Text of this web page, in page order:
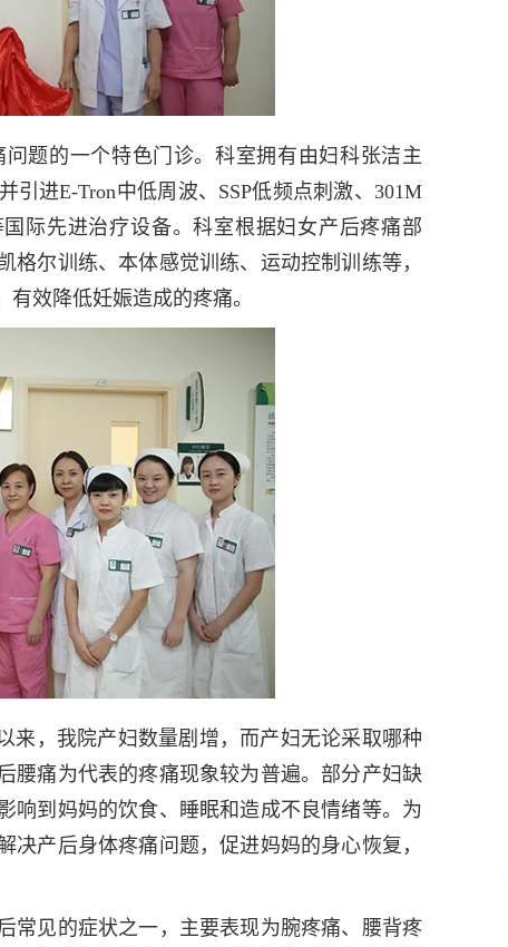
题的一个特色门诊。科室拥有由妇科张洁主
进E-Tron中低周波、SSP低频点刺激、301M
际先进治疗设备。科室根据妇女产后疼痛部
尔训练、本体感觉训练、运动控制训练等，
效降低妊娠造成的疼痛。
来，我院产妇数量剧增，而产妇无论采取哪种
腰痛为代表的疼痛现象较为普遍。部分产妇缺
响到妈妈的饮食、睡眠和造成不良情绪等。为
产后身体疼痛问题，促进妈妈的身心恢复，
常见的症状之一，主要表现为腕疼痛、腰背疼
咨询